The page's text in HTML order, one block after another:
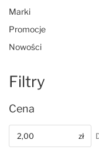
Marki
Promocje
Nowości
Filtry
Cena
Od zł